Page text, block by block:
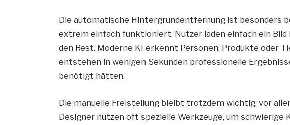
Die automatische Hintergrundentfernung ist besonders
extrem einfach funktioniert. Nutzer laden einfach ein
den Rest. Moderne KI erkennt Personen, Produkte oder
entstehen in wenigen Sekunden professionelle
benötigt hätten.
Die manuelle Freistellung bleibt trotzdem wichtig, vor
Designer nutzen oft spezielle Werkzeuge, um schwierige